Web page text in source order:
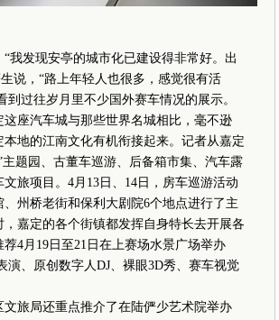
发现安亭的城市化已建设得非常好。出
说，“路上年轻人也很多，感觉很有活
过往岁月里不少国外赛车情况的展示。
座汽车城与那些世界名城相比，毫不逊
地的江南文化有机衔接起来。记者从嘉定
题园、古董车巡游、后备箱市集、汽车露
旅项目。4月13日、14日，房车巡游活动
州桥老街和保利大剧院6个地点进行了主
嘉定的各个街镇都发挥自身特长去开展各
4月19日至21日在上赛场水景广场举办
演、原创数字人DJ、裸眼3D秀、赛车视觉
旅局还重点推介了在陆俨少艺术院举办